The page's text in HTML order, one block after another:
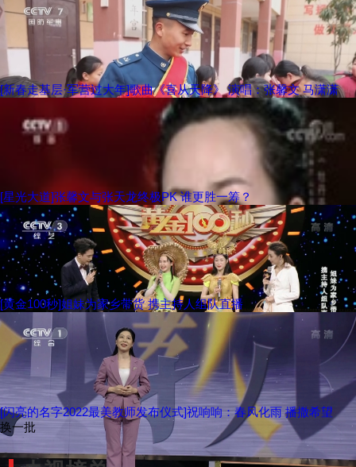
[新春走基层·军营过大年]歌曲《喜从天降》 演唱：张馨文 马潇潇
[星光大道]张馨文与张天龙终极PK 谁更胜一筹？
[黄金100秒]姐妹为家乡带货 携主持人组队直播
[闪亮的名字2022最美教师发布仪式]祝响响：春风化雨 播撒希望
换一批